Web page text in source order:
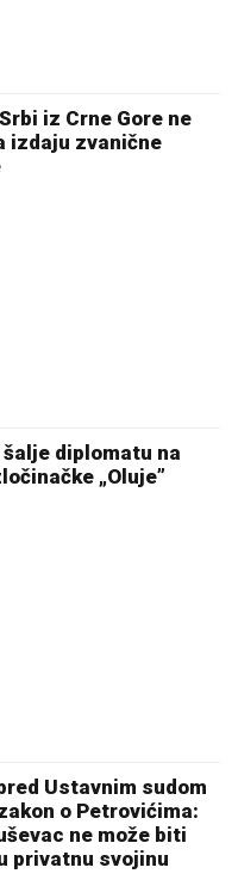
iz Crne Gore ne
izdaju zvanične
šalje diplomatu na
„Oluje”
Ustavnim sudom
o Petrovićima:
ne može biti
privatnu svojinu